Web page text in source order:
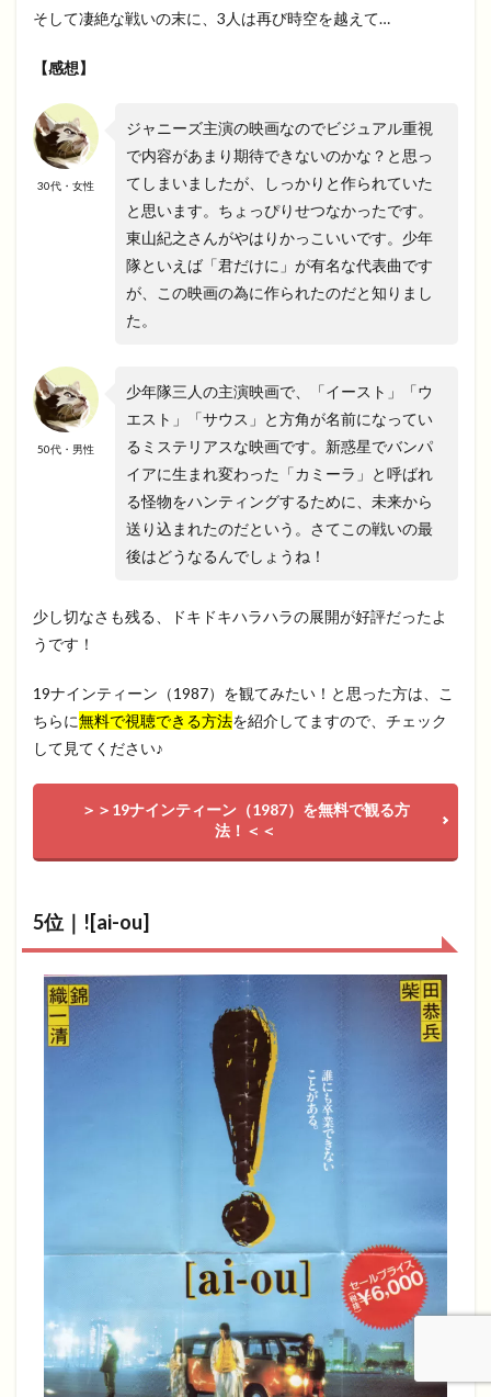
そして凄絶な戦いの末に、3人は再び時空を越えて…
【感想】
30代・女性
ジャニーズ主演の映画なのでビジュアル重視
で内容があまり期待できないのかな？と思っ
てしまいましたが、しっかりと作られていた
と思います。ちょっぴりせつなかったです。
東山紀之さんがやはりかっこいいです。少年
隊といえば「君だけに」が有名な代表曲です
が、この映画の為に作られたのだと知りまし
た。
50代・男性
少年隊三人の主演映画で、「イースト」「ウ
エスト」「サウス」と方角が名前になってい
るミステリアスな映画です。新惑星でバンパ
イアに生まれ変わった「カミーラ」と呼ばれ
る怪物をハンティングするために、未来から
送り込まれたのだという。さてこの戦いの最
後はどうなるんでしょうね！
少し切なさも残る、ドキドキハラハラの展開が好評だったよ
うです！
19ナインティーン（1987）を観てみたい！と思った方は、こ
ちらに無料で視聴できる方法を紹介してますので、チェック
して見てください♪
＞＞19ナインティーン（1987）を無料で観る方
法！＜＜
5位｜![ai-ou]